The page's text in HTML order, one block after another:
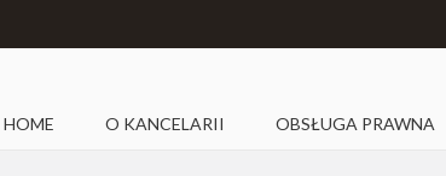
HOME O KANCELARII OBSŁUGA PRAWNA